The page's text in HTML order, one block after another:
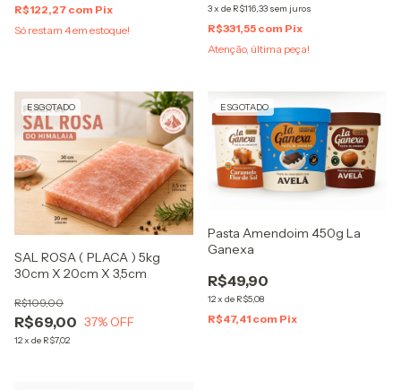
R$122,27 com Pix
Só restam 4em estoque!
3x de R$116,33 sem juros
R$331,55 com Pix
Atenção, última peça!
ESGOTADO
SAL ROSA ( PLACA ) 5kg
30cm X 20cm X 3,5cm
R$69,00
R$109,00
37% OFF
12x de R$7,02
ESGOTADO
Pasta Amendoim 450g La
Ganexa
R$49,90
12x de R$5,08
R$47,41 com Pix